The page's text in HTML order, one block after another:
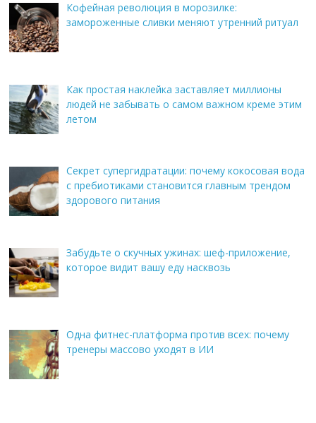
Кофейная революция в морозилке:
замороженные сливки меняют утренний ритуал
Как простая наклейка заставляет миллионы
людей не забывать о самом важном креме этим
летом
Секрет супергидратации: почему кокосовая вода
с пребиотиками становится главным трендом
здорового питания
Забудьте о скучных ужинах: шеф-приложение,
которое видит вашу еду насквозь
Одна фитнес-платформа против всех: почему
тренеры массово уходят в ИИ